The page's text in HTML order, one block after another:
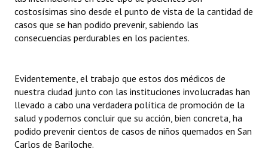
costosísimas sino desde el punto de vista de la cantidad de
casos que se han podido prevenir, sabiendo las
consecuencias perdurables en los pacientes.
Evidentemente, el trabajo que estos dos médicos de
nuestra ciudad junto con las instituciones involucradas han
llevado a cabo una verdadera política de promoción de la
salud y podemos concluir que su acción, bien concreta, ha
podido prevenir cientos de casos de niños quemados en San
Carlos de Bariloche.